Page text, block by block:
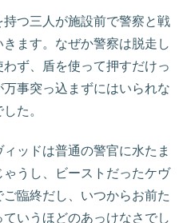
つ三人が施設前で警察と戦
ます。なぜか警察は脱走し
ず、盾を使って押すだけっ
事突っ込まずにはいられな
た。
ッドは普通の警官に水たま
うし、ビーストだったケヴ
臨終だし、いつからお前た
いうほどのあっけなさでし